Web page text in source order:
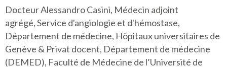
Docteur Alessandro Casini, Médecin adjoint
agrégé, Service d'angiologie et d'hémostase,
Département de médecine, Hôpitaux universitaires de
Genève & Privat docent, Département de médecine
(DEMED), Faculté de Médecine de l’Université de